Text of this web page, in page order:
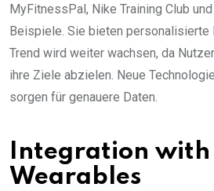
MyFitnessPal, Nike Training Club
Beispiele. Sie bieten personalisierte
Trend wird weiter wachsen, da
ihre Ziele abzielen. Neue
sorgen für genauere Daten.
Integration with
Wearables